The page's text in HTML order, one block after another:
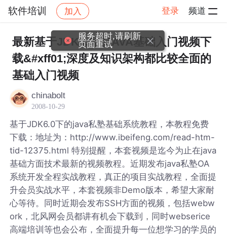
软件培训 加入 登录 频道
社区 软件培训 帖子详情
最新基于JDK6.0的JAVA基础入门视频下
载&#xff01;深度及知识架构都比较全面的
基础入门视频
chinabolt
2008-10-29
基于JDK6.0下的java私塾基础系统教程，本教程免费
下载：地址为：http://www.ibeifeng.com/read-htm-
tid-12375.html 特别提醒，本套视频是迄今为止在java
基础方面技术最新的视频教程。近期发布java私塾OA
系统开发全程实战教程，真正的项目实战教程，全面提
升会员实战水平，本套视频非Demo版本，希望大家耐
心等待。同时近期会发布SSH方面的视频，包括webw
ork，北风网会员都讲有机会下载到，同时webserice
高端培训等也会公布，全面提升每一位想学习的学员的
服务超时,请刷新
页面重试